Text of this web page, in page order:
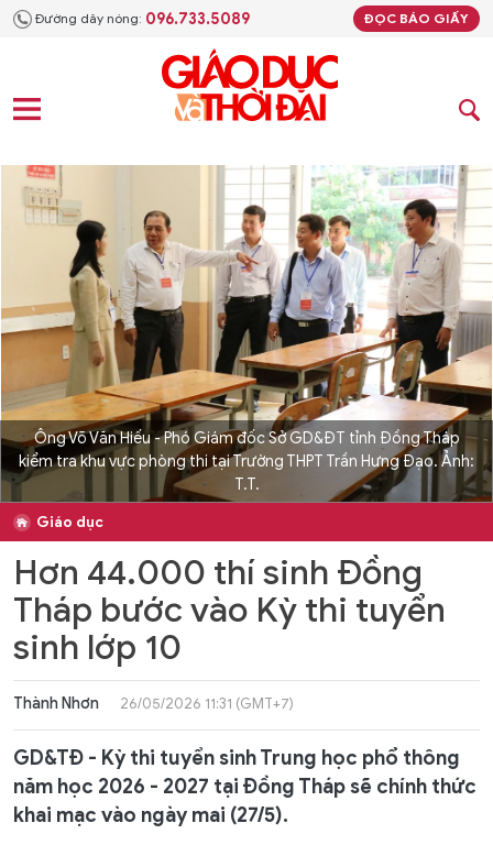
Đường dây nóng: 096.733.5089 ĐỌC BÁO GIẤY
Ông Võ Văn Hiếu - Phó Giám đốc Sở GD&ĐT tỉnh Đồng Tháp
kiểm tra khu vực phòng thi tại Trường THPT Trần Hưng Đạo. Ảnh:
T.T.
Giáo dục
Hơn 44.000 thí sinh Đồng
Tháp bước vào Kỳ thi tuyển
sinh lớp 10
Thành Nhơn 26/05/2026 11:31 (GMT+7)
GD&TĐ - Kỳ thi tuyển sinh Trung học phổ thông
năm học 2026 - 2027 tại Đồng Tháp sẽ chính thức
khai mạc vào ngày mai (27/5).